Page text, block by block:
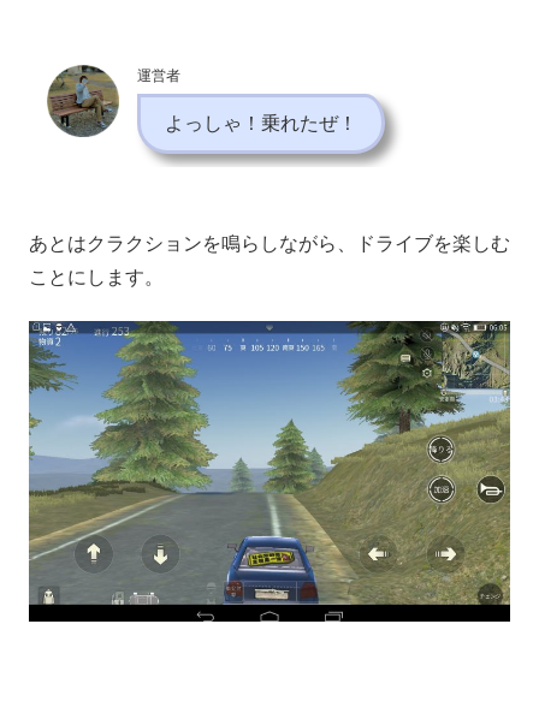
運営者
よっしゃ！乗れたぜ！
あとはクラクションを鳴らしながら、ドライブを楽しむ
ことにします。